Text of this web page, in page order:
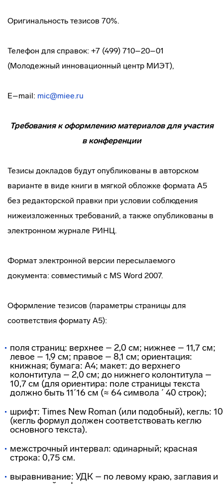
Оригинальность тезисов 70%.
Телефон для справок: +7 (499) 710–20–01
(Молодежный инновационный центр МИЭТ),
E–mail: mic@miee.ru
Требования к оформлению материалов для участия
в конференции
Тезисы докладов будут опубликованы в авторском
варианте в виде книги в мягкой обложке формата А5
без редакторской правки при условии соблюдения
нижеизложенных требований, а также опубликованы в
электронном журнале РИНЦ.
Формат электронной версии пересылаемого
документа: совместимый с MS Word 2007.
Оформление тезисов (параметры страницы для
соответствия формату А5):
поля страниц: верхнее – 2,0 см; нижнее – 11,7 см;
левое – 1,9 см; правое – 8,1 см; ориентация:
книжная; бумага: А4; макет: до верхнего
колонтитула – 2,0 см; до нижнего колонтитула –
10,7 см (для ориентира: поле страницы текста
должно быть 11´16 см (≈ 64 символа ´ 40 строк);
шрифт: Times New Roman (или подобный), кегль: 10
(кегль формул должен соответствовать кеглю
основного текста).
межстрочный интервал: одинарный; красная
строка: 0,75 см.
выравнивание: УДК – по левому краю, заглавия и